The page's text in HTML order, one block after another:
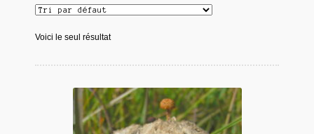
Voici le seul résultat